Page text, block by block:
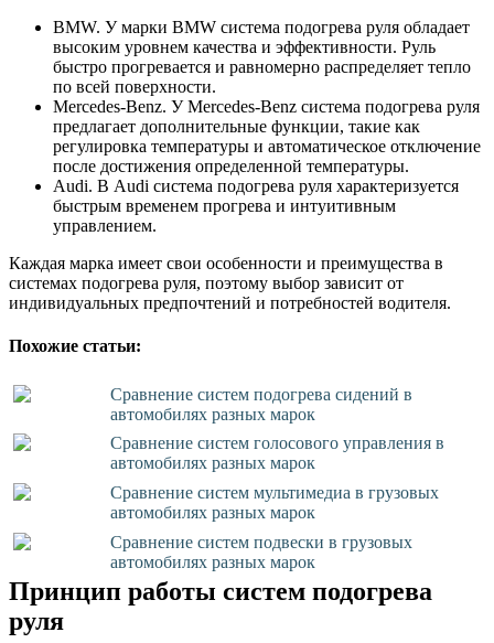
BMW. У марки BMW система подогрева руля обладает
высоким уровнем качества и эффективности. Руль
быстро прогревается и равномерно распределяет тепло
по всей поверхности.
Mercedes-Benz. У Mercedes-Benz система подогрева руля
предлагает дополнительные функции, такие как
регулировка температуры и автоматическое отключение
после достижения определенной температуры.
Audi. В Audi система подогрева руля характеризуется
быстрым временем прогрева и интуитивным
управлением.
Каждая марка имеет свои особенности и преимущества в
системах подогрева руля, поэтому выбор зависит от
индивидуальных предпочтений и потребностей водителя.
Похожие статьи:
Сравнение систем подогрева сидений в
автомобилях разных марок
Сравнение систем голосового управления в
автомобилях разных марок
Сравнение систем мультимедиа в грузовых
автомобилях разных марок
Сравнение систем подвески в грузовых
автомобилях разных марок
Принцип работы систем подогрева
руля